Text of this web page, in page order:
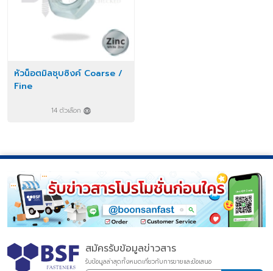
หัวน็อตมิลชุบซิงค์ Coarse /
Fine
14 ตัวเลือก
สมัครรับข้อมูลข่าวสาร
รับข้อมูลล่าสุดทั้งหมดเกี่ยวกับการขายและข้อเสนอ